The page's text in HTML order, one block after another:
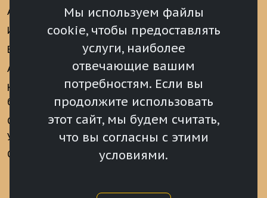
Мы используем файлы
cookie, чтобы предоставлять
услуги, наиболее
отвечающие вашим
потребностям. Если вы
продолжите использовать
этот сайт, мы будем считать,
что вы согласны с этими
условиями.
Анонсы
Интервью
Видеоматериалы
Аккредитация
Конкурс «Хрустальный
барс»
Сведения о СМИ
учрежденных ВС РХ
Опросы и голосования
аналитические
материалы
Реализация Послания
Президента РФ
Федеральному
Собранию РФ
Местное
самоуправление
Финансы
Награды